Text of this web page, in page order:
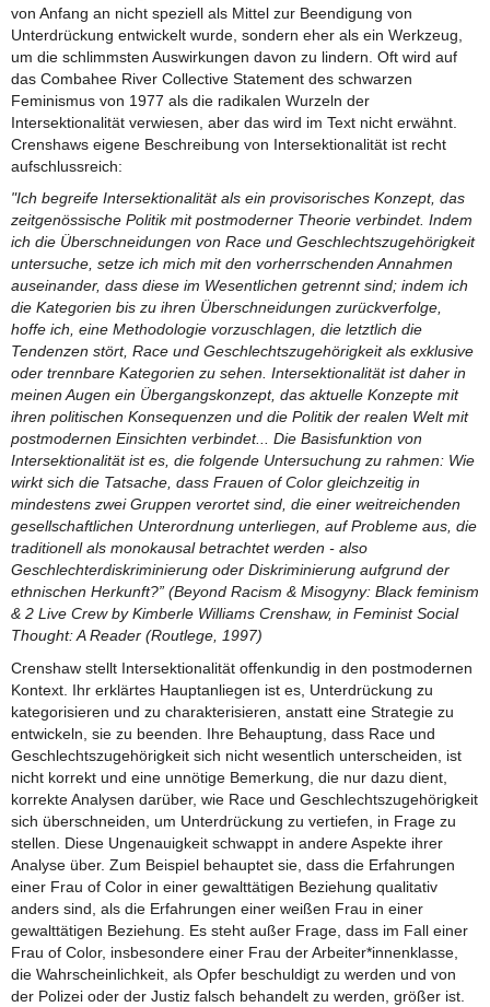
von Anfang an nicht speziell als Mittel zur Beendigung von
Unterdrückung entwickelt wurde, sondern eher als ein Werkzeug,
um die schlimmsten Auswirkungen davon zu lindern. Oft wird auf
das Combahee River Collective Statement des schwarzen
Feminismus von 1977 als die radikalen Wurzeln der
Intersektionalität verwiesen, aber das wird im Text nicht erwähnt.
Crenshaws eigene Beschreibung von Intersektionalität ist recht
aufschlussreich:
"Ich begreife Intersektionalität als ein provisorisches Konzept, das
zeitgenössische Politik mit postmoderner Theorie verbindet. Indem
ich die Überschneidungen von Race und Geschlechtszugehörigkeit
untersuche, setze ich mich mit den vorherrschenden Annahmen
auseinander, dass diese im Wesentlichen getrennt sind; indem ich
die Kategorien bis zu ihren Überschneidungen zurückverfolge,
hoffe ich, eine Methodologie vorzuschlagen, die letztlich die
Tendenzen stört, Race und Geschlechtszugehörigkeit als exklusive
oder trennbare Kategorien zu sehen. Intersektionalität ist daher in
meinen Augen ein Übergangskonzept, das aktuelle Konzepte mit
ihren politischen Konsequenzen und die Politik der realen Welt mit
postmodernen Einsichten verbindet... Die Basisfunktion von
Intersektionalität ist es, die folgende Untersuchung zu rahmen: Wie
wirkt sich die Tatsache, dass Frauen of Color gleichzeitig in
mindestens zwei Gruppen verortet sind, die einer weitreichenden
gesellschaftlichen Unterordnung unterliegen, auf Probleme aus, die
traditionell als monokausal betrachtet werden - also
Geschlechterdiskriminierung oder Diskriminierung aufgrund der
ethnischen Herkunft?” (Beyond Racism & Misogyny: Black feminism
& 2 Live Crew by Kimberle Williams Crenshaw, in Feminist Social
Thought: A Reader (Routlege, 1997)
Crenshaw stellt Intersektionalität offenkundig in den postmodernen
Kontext. Ihr erklärtes Hauptanliegen ist es, Unterdrückung zu
kategorisieren und zu charakterisieren, anstatt eine Strategie zu
entwickeln, sie zu beenden. Ihre Behauptung, dass Race und
Geschlechtszugehörigkeit sich nicht wesentlich unterscheiden, ist
nicht korrekt und eine unnötige Bemerkung, die nur dazu dient,
korrekte Analysen darüber, wie Race und Geschlechtszugehörigkeit
sich überschneiden, um Unterdrückung zu vertiefen, in Frage zu
stellen. Diese Ungenauigkeit schwappt in andere Aspekte ihrer
Analyse über. Zum Beispiel behauptet sie, dass die Erfahrungen
einer Frau of Color in einer gewalttätigen Beziehung qualitativ
anders sind, als die Erfahrungen einer weißen Frau in einer
gewalttätigen Beziehung. Es steht außer Frage, dass im Fall einer
Frau of Color, insbesondere einer Frau der Arbeiter*innenklasse,
die Wahrscheinlichkeit, als Opfer beschuldigt zu werden und von
der Polizei oder der Justiz falsch behandelt zu werden, größer ist.